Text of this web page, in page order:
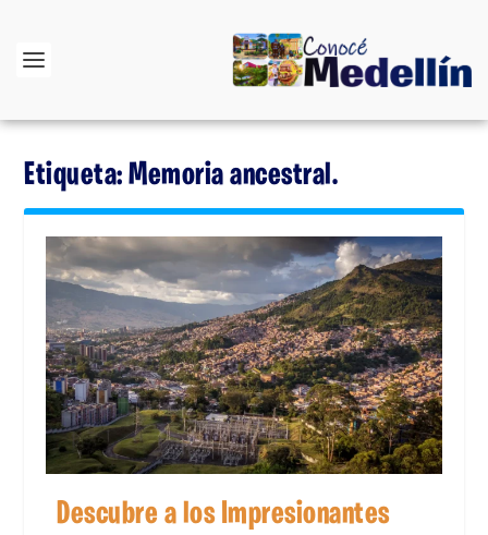
Etiqueta:Memoria ancestral.
Descubre a los Impresionantes